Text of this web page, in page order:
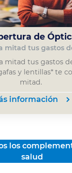
de
mitad tus gastos
mitad tus gastos
y lentillas* te
mitad.
información
los
salud